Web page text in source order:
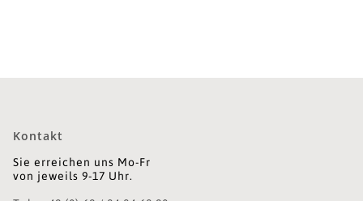
Kontakt
Sie erreichen uns Mo-Fr
von jeweils 9-17 Uhr.